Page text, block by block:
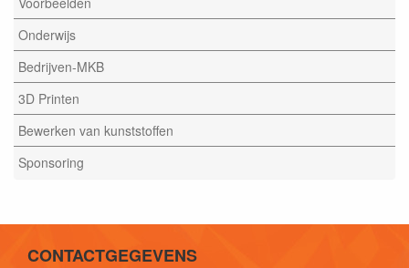
Onderwijs
Bedrijven-MKB
3D Printen
Bewerken van kunststoffen
Sponsoring
CONTACTGEGEVENS